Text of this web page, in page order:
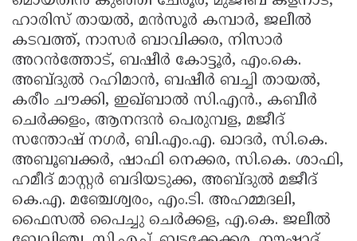
ഹാരിസ് തായൽ, മൻസൂർ കമ്പാർ, ജലീൽ
കടവത്ത്, നാസർ ബാവിക്കര, നിസാർ
അറൻത്തോട്, ബഷീർ കോട്ടൂർ, എം.കെ.
അബ്ദുൽ റഹിമാൻ, ബഷീർ ബച്ചി തായൽ,
കരീം ചൗക്കി, ഇഖ്ബാൽ സി.എൻ., കബീർ
ചെർക്കളം, ആനന്ദൻ പെരുമ്പള, മജീദ്
സന്തോഷ് നഗർ, ബി.എം.എ. ഖാദർ, സി.കെ.
അബൂബക്കർ, ഷാഫി നെക്കര, സി.കെ. ശാഫി,
ഹമീദ് മാസ്റ്റർ ബദിയടുക്ക, അബ്ദുൽ മജീദ്
കെ.എ. മഞ്ചേശ്വരം, എം.ടി. അഹമ്മദലി,
ഫൈസൽ പൈച്ചു ചെർക്കള, എ.കെ. ജലീൽ